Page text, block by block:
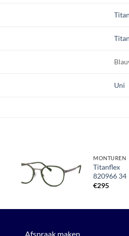
Uni
Toevoegen
aan
MONTUREN
Titanflex
820966 34
€295
Afspraak maken